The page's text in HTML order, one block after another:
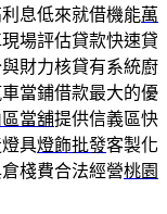
息低來就借機能萬
場評估貸款快速貸
財力核貸有系統廚
當鋪借款最大的優
當舖提供信義區快
具燈飾批發客製化
棧費合法經營桃園